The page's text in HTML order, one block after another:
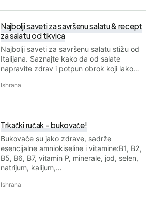
Najbolji saveti za savršenu salatu & recept
za salatu od tikvica
Najbolji saveti za savršenu salatu stižu od
Italijana. Saznajte kako da od salate
napravite zdrav i potpun obrok koji lako…
Ishrana
Trkački ručak – bukovače!
Bukovače su jako zdrave, sadrže
esencijalne amniokiseline i vitamine:B1, B2,
B5, B6, B7, vitamin P, minerale, jod, selen,
natrijum, kalijum,…
Ishrana